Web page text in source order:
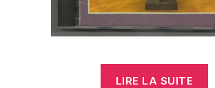
LIRE LA SUITE